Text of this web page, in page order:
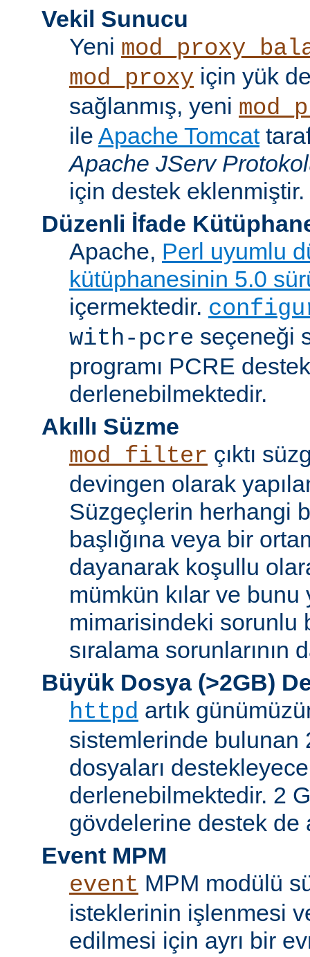
Vekil Sunucu
Yeni
mod_proxy için yük
sağlanmış, yeni
ile Apache Tomcat
Apache JServ
için destek eklenmiştir.
Düzenli İfade
Apache, Perl uyumlu
kütüphanesinin 5.0
içermektedir.
with-pcre seçeneği
programı PCRE
derlenebilmektedir.
Akıllı Süzme
mod_filter çıktı
devingen olarak
Süzgeçlerin herhangi
başlığına veya bir
dayanarak koşullu
mümkün kılar ve
mimarisindeki sorunlu
sıralama sorunlarının
Büyük Dosya (>2GB)
httpd artık
sistemlerinde bulunan
dosyaları
derlenebilmektedir. 2
gövdelerine destek de
Event MPM
event MPM modülü
isteklerinin işlenmesi
edilmesi için ayrı bir